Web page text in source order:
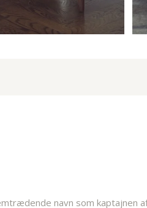
navn som kaptajnen